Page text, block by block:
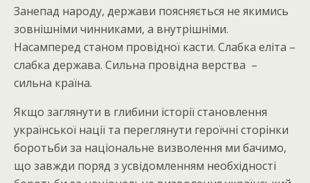
Занепад народу, держави поясняється не якимись
зовнішніми чинниками, а внутрішніми.
Насамперед станом провідної касти. Слабка еліта –
слабка держава. Сильна провідна верства –
сильна країна.
Якщо заглянути в глибини історії становлення
української нації та переглянути героїчні сторінки
боротьби за національне визволення ми бачимо,
що завжди поряд з усвідомленням необхідності